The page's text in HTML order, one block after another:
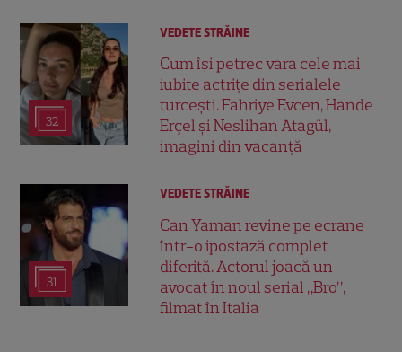
32
VEDETE STRĂINE
Cum își petrec vara cele mai
iubite actrițe din serialele
turcești. Fahriye Evcen, Hande
Erçel și Neslihan Atagül,
imagini din vacanță
31
VEDETE STRĂINE
Can Yaman revine pe ecrane
într-o ipostază complet
diferită. Actorul joacă un
avocat în noul serial „Bro”,
filmat în Italia